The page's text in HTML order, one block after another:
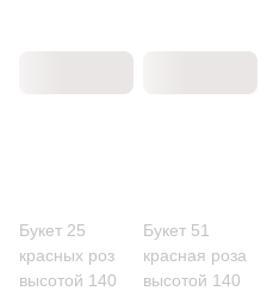
Букет 25
красных роз
высотой 140
Букет 51
красная роза
высотой 140